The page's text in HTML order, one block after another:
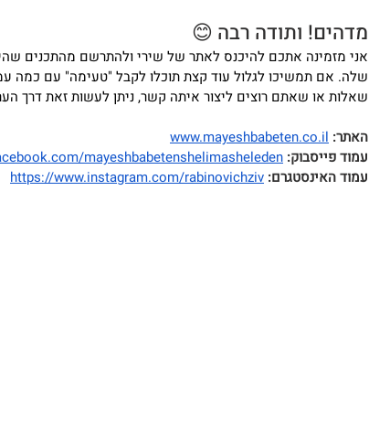
מדהים! ותודה רבה 😊
אני מזמינה אתכם להיכנס לאתר של שירי ולהתרשם מהתכנים
שלה. אם תמשיכו לגלול עוד קצת תוכלו לקבל "טעימה" עם כמה
שאלות או שאתם רוצים ליצור איתה קשר, ניתן לעשות זאת דרך
האתר: www.mayeshbabeten.co.il
עמוד פייסבוק: mayeshbabetenshelimasheleden
עמוד האינסטגרם: https://www.instagram.com/rabinovichziv